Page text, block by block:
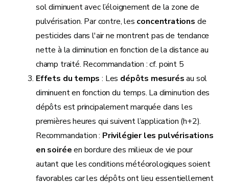
sol diminuent avec l’éloignement de la zone de
pulvérisation. Par contre, les concentrations de
pesticides dans l'air ne montrent pas de tendance
nette à la diminution en fonction de la distance au
champ traité. Recommandation : cf. point 5
Effets du temps : Les dépôts mesurésau sol
diminuent en fonction du temps. La diminution des
dépôts est principalement marquée dans les
premières heures qui suivent l’application (h+2).
Recommandation : Privilégier les pulvérisations
en soiréeen bordure des milieux de vie pour
autant que les conditions météorologiques soient
favorables car les dépôts ont lieu essentiellement